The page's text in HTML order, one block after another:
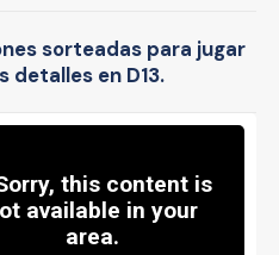
sorteadas para jugar
detalles en D13.